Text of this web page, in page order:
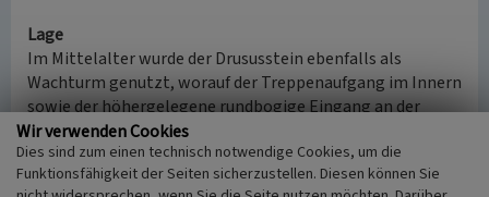
Lage
Im Mittelalter wurde der Drususstein ebenfalls als
Wachturm genutzt, worauf der Treppenaufgang im Innern
sowie der höhergelegene rundbogige Eingang an der
Nordseite schließen lassen. Der Standort erwies sich
ebenfalls als äußerst günstig, da er sich hoch über der
Stadt (etwa 115 m ü. NN) und in der Nähe des
Wir verwenden Cookies
Dies sind zum einen technisch notwendige Cookies, um die
Funktionsfähigkeit der Seiten sicherzustellen. Diesen können Sie